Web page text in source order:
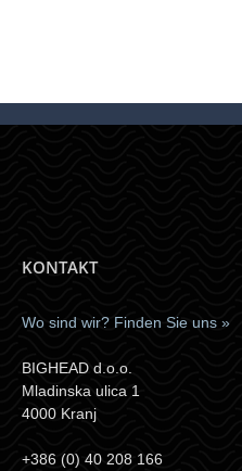
KONTAKT
Wo sind wir? Finden Sie uns »
BIGHEAD d.o.o.
Mladinska ulica 1
4000 Kranj
+386 (0) 40 208 166